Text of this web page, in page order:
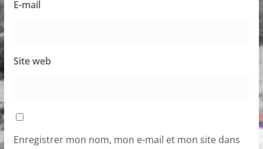
E-mail
Site web
Enregistrer mon nom, mon e-mail et mon site dans